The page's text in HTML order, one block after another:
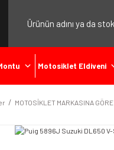
Motosiklet Eldiveni
MOTOSİKLET MARKASINA GÖRE